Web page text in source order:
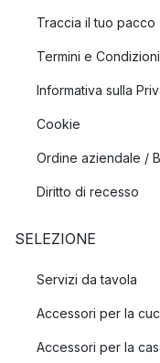
Traccia il tuo pacco
Termini e Condizioni
Informativa sulla
Cookie
Ordine aziendale /
Diritto di recesso
SELEZIONE
Servizi da tavola
Accessori per la
Accessori per la